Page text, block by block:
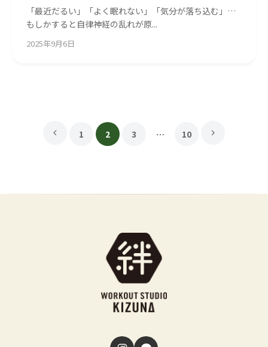
「最近だるい」「よく眠れない」「気分が落ち込む」…
もしかすると自律神経の乱れが原...
2025年9月6日
投
ジ
1 2 3 … 10